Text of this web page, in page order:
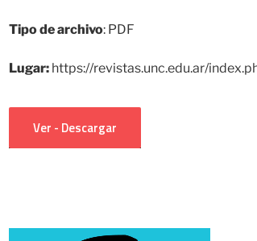
Tipo de archivo: PDF
Lugar: https://revistas.unc.edu.ar/
Ver - Descargar